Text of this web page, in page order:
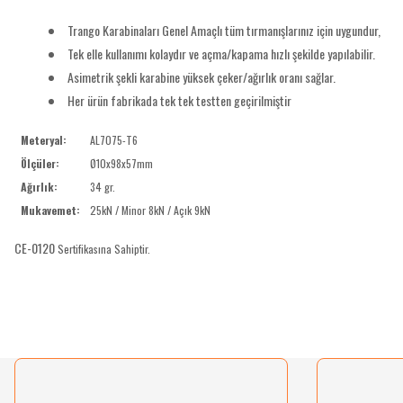
Trango Karabinaları Genel Amaçlı tüm tırmanışlarınız için uygundur,
Tek elle kullanımı kolaydır ve açma/kapama hızlı şekilde yapılabilir.
Asimetrik şekli karabine yüksek çeker/ağırlık oranı sağlar.
Her ürün fabrikada tek tek testten geçirilmiştir
Meteryal:
AL7075-T6
Ölçüler:
Ø10x98x57mm
Ağırlık:
34 gr.
Mukavemet:
25kN / Minor 8kN / Açık 9kN
CE-0120Sertifikasına Sahiptir.